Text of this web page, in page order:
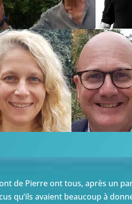
de Pierre ont tous, après un
qu’ils avaient beaucoup à